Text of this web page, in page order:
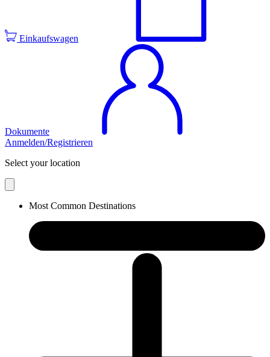
Einkaufswagen
Dokumente
Anmelden/Registrieren
Select your location
Most Common Destinations